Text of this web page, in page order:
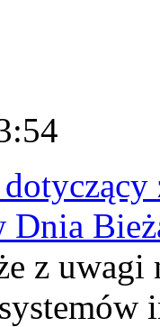
Dnia
z uwagi